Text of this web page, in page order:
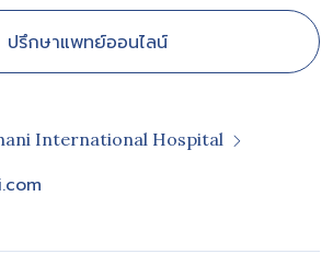
ปรึกษาแพทย์ออนไลน์
International Hospital